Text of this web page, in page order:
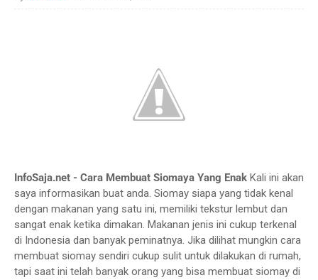
InfoSaja.net - Cara Membuat Siomaya Yang Enak Kali ini akan
saya informasikan buat anda. Siomay siapa yang tidak kenal
dengan makanan yang satu ini, memiliki tekstur lembut dan
sangat enak ketika dimakan. Makanan jenis ini cukup terkenal
di Indonesia dan banyak peminatnya. Jika dilihat mungkin cara
membuat siomay sendiri cukup sulit untuk dilakukan di rumah,
tapi saat ini telah banyak orang yang bisa membuat siomay di